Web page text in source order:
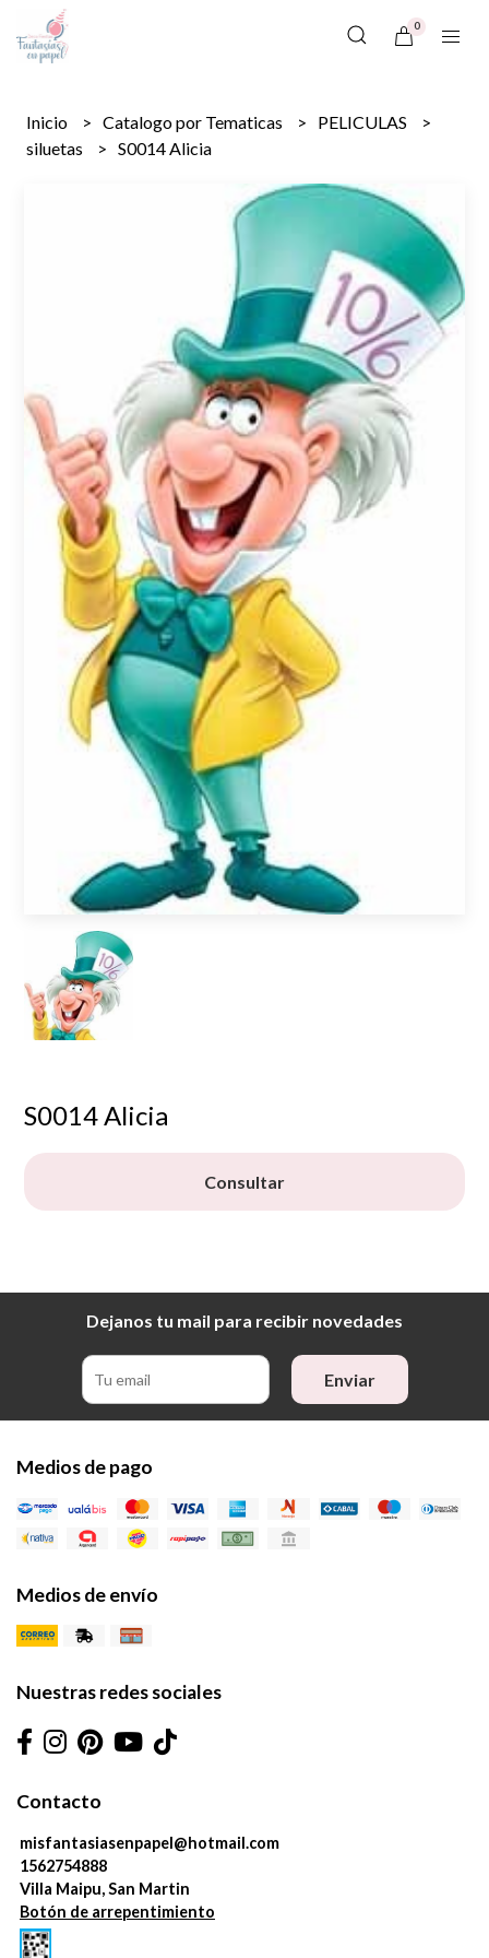
0
Inicio Catalogo por Tematicas
PELICULAS
siluetas
S0014 Alicia
S0014 Alicia
Consultar
Dejanos tu mail para recibir novedades
Enviar
Medios de pago
Medios de envío
Nuestras redes sociales
Contacto
misfantasiasenpapel@hotmail.com
1562754888
Villa Maipu, San Martin
Botón de arrepentimiento